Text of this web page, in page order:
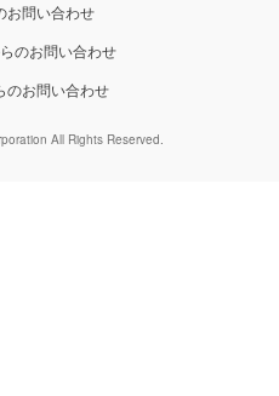
お問い合わせ
のお問い合わせ
のお問い合わせ
All Rights Reserved.